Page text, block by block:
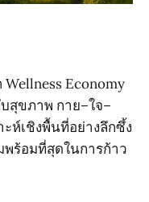
Economy
สุขภาพ กาย–ใจ–
ะห์เชิงพื้นที่อย่างลึกซึ้ง
พร้อมที่สุดในการก้าว